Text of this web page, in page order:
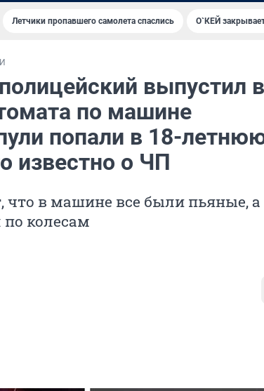
Летчики пропавшего самолета спаслись О`КЕЙ
выпустил
по машине
попали в 18-
известно о ЧП
что в машине все были пьяные, а
по колесам